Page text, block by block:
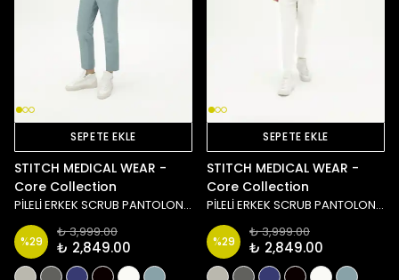
SEPETE EKLE
STITCH MEDICAL WEAR -
Core Collection
PİLELİ ERKEK SCRUB PANTOLON - MAVİ
%29
₺ 3,999.00
₺ 2,849.00
SEPETE EKLE
STITCH MEDICAL WEAR -
Core Collection
PİLELİ ERKEK SCRUB PANTOLON - BEYAZ
%29
₺ 3,999.00
₺ 2,849.00